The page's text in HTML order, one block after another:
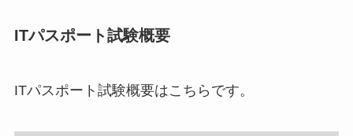
ITパスポート試験概要
ITパスポート試験概要はこちらです。